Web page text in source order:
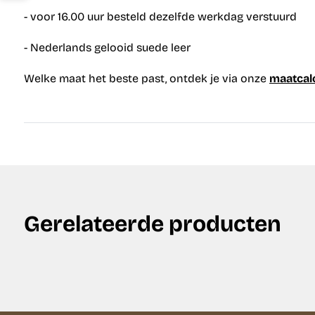
- voor 16.00 uur besteld dezelfde werkdag verstuurd
- Nederlands gelooid suede leer
Welke maat het beste past, ontdek je via onze
Gerelateerde producten